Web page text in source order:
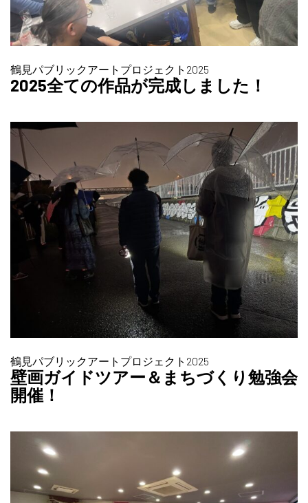
鶴見パブリックアートプロジェクト2025
2025全ての作品が完成しました！
鶴見パブリックアートプロジェクト2025
壁画ガイドツアー＆まちづくり勉強会
開催！